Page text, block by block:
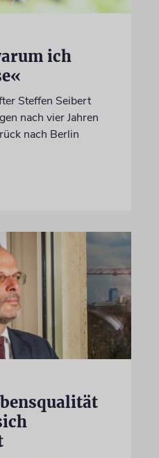
ich
Steffen Seibert
nach vier Jahren
nach Berlin